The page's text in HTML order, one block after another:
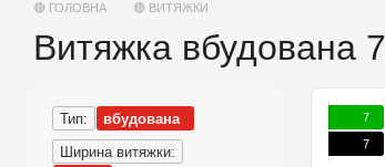
🔴 ГОЛОВНА 🔴 ВИТЯЖКИ
Витяжка вбудована
7
7
Тип:
вбудована
Ширина витяжки: